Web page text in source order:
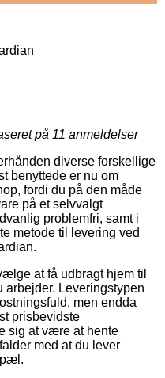
på 11 anmeldelser
diverse forskellige
benyttede er nu om
fordi du på den måde
på et selvvalgt
problemfri, samt i
metode til levering ved
at få udbragt hjem til
arbejder. Leveringstypen
men endda
prisbevidste
sig at være at hente
med at du lever